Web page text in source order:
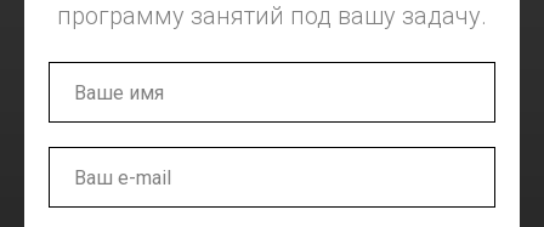
программу занятий под вашу задачу.